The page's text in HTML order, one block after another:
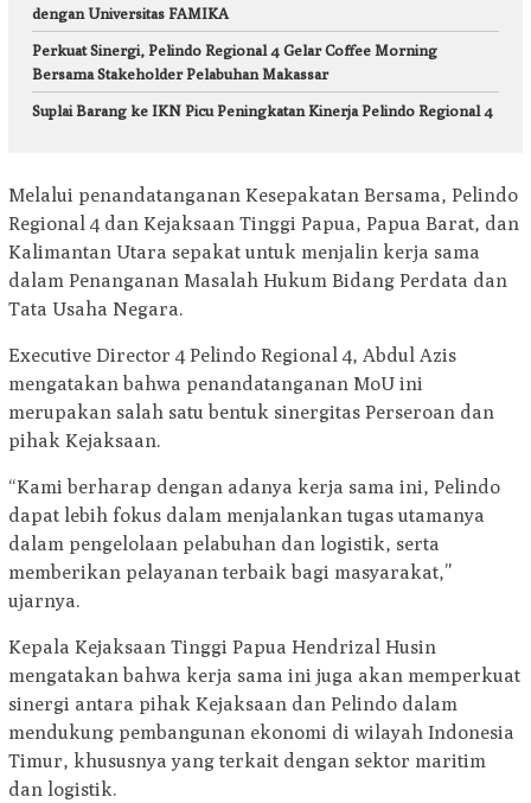
dengan Universitas FAMIKA
Perkuat Sinergi, Pelindo Regional 4 Gelar Coffee Morning
Bersama Stakeholder Pelabuhan Makassar
Suplai Barang ke IKN Picu Peningkatan Kinerja Pelindo Regional 4
Melalui penandatanganan Kesepakatan Bersama, Pelindo
Regional 4 dan Kejaksaan Tinggi Papua, Papua Barat, dan
Kalimantan Utara sepakat untuk menjalin kerja sama
dalam Penanganan Masalah Hukum Bidang Perdata dan
Tata Usaha Negara.
Executive Director 4 Pelindo Regional 4, Abdul Azis
mengatakan bahwa penandatanganan MoU ini
merupakan salah satu bentuk sinergitas Perseroan dan
pihak Kejaksaan.
“Kami berharap dengan adanya kerja sama ini, Pelindo
dapat lebih fokus dalam menjalankan tugas utamanya
dalam pengelolaan pelabuhan dan logistik, serta
memberikan pelayanan terbaik bagi masyarakat,”
ujarnya.
Kepala Kejaksaan Tinggi Papua Hendrizal Husin
mengatakan bahwa kerja sama ini juga akan memperkuat
sinergi antara pihak Kejaksaan dan Pelindo dalam
mendukung pembangunan ekonomi di wilayah Indonesia
Timur, khususnya yang terkait dengan sektor maritim
dan logistik.